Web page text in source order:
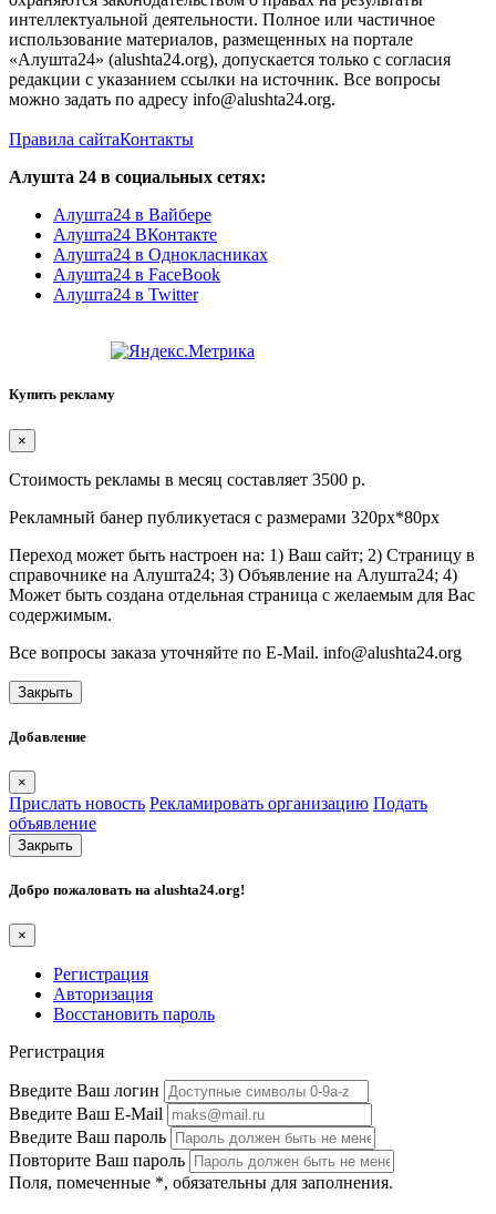
интеллектуальной деятельности. Полное или частичное
использование материалов, размещенных на портале
«Алушта24» (alushta24.org), допускается только с согласия
редакции с указанием ссылки на источник. Все вопросы
можно задать по адресу info@alushta24.org.
Правила сайтаКонтакты
Алушта 24 в социальных сетях:
Алушта24 в Вайбере
Алушта24 ВКонтакте
Алушта24 в Однокласниках
Алушта24 в FaceBook
Алушта24 в Twitter
Купить рекламу
×
Стоимость рекламы в месяц составляет 3500 р.
Рекламный банер публикуетася с размерами 320px*80px
Переход может быть настроен на: 1) Ваш сайт; 2) Страницу в
справочнике на Алушта24; 3) Объявление на Алушта24; 4)
Может быть создана отдельная страница с желаемым для Вас
содержимым.
Все вопросы заказа уточняйте по E-Mail. info@alushta24.org
Закрыть
Добавление
×
Прислать новость Рекламировать организацию Подать
объявление
Закрыть
Добро пожаловать на alushta24.org!
×
Регистрация
Авторизация
Восстановить пароль
Регистрация
Введите Ваш логин
Введите Ваш E-Mail
Введите Ваш пароль
Повторите Ваш пароль
Поля, помеченные *, обязательны для заполнения.